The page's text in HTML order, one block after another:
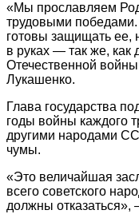
«Мы прославляем
трудовыми
готовы защищать ее,
в руках — так же, как
Отечественной
Лукашенко.
Глава государства
годы войны каждого
другими народами
чумы.
«Это величайшая
всего советского
должны отказаться»,